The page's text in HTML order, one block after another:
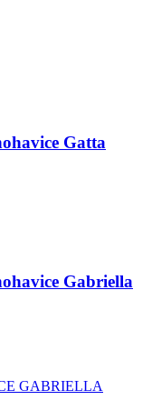
Gatta
Gabriella